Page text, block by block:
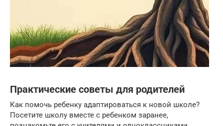
Практические советы для родителей
Как помочь ребенку адаптироваться к новой школе?
Посетите школу вместе с ребенком заранее,